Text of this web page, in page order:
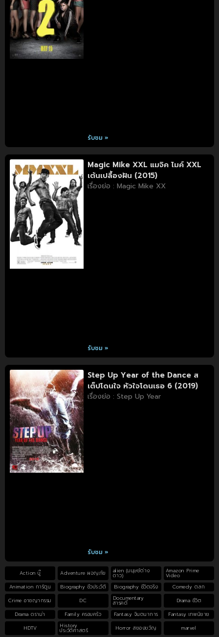
รับชม »
Magic Mike XXL แมจิค ไมค์ XXL
เต้นเปลื้องฝัน (2015)
เรื่องย่อ : Magic Mike XX
รับชม »
Step Up Year of the Dance ส
เต็ปโดนใจ หัวใจโดนเธอ 6 (2019)
เรื่องย่อ : Step Up Year
รับชม »
Action บู๊ Adventure ผจญภัย alien (มนุษย์ต่าง
ดาว)
Amazon Prime
Video
Animation การ์ตูน
Biography ชีวประวัติ Biography ชีวิตจริง
Comedy ตลก
Crime อาชญากรรม
DC Documentary
สารคดี
Drama ชีวิต
Drama ดราม่า
Family ครอบครัว Fantasy จินตนาการ
Fantasy เทพนิยาย
HDTV
History
ประวัติศาสตร์ Horror สยองขวัญ marvel